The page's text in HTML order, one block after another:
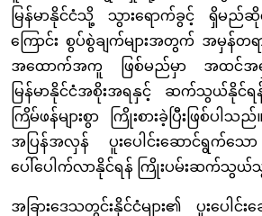
မြန်မာနိုင်ငံသို့ သွားရောက်ခွင့် ရှိမည်
ကြောင်း စွပ်စွဲချက်များအတွက် အမှန်တရာ
အထောက်အကူ ဖြစ်မည်မှာ အထင်အရှ
မြန်မာနိုင်ငံအစိုးအရနှင့် ဆက်သွယ်နို
ကြိမ်ဖန်များစွာ ကြိုးစားခဲ့ပြီးဖြစ်ပ
အပြန်အလှန် ပူးပေါင်းဆောင်ရွက်သ
ပေါ်ပေါက်လာနိုင်ရန် ကြိုးပမ်းဆက်သွယ်
အခြားဒေသတွင်းနိုင်ငံများ၏ ပူးပေါ